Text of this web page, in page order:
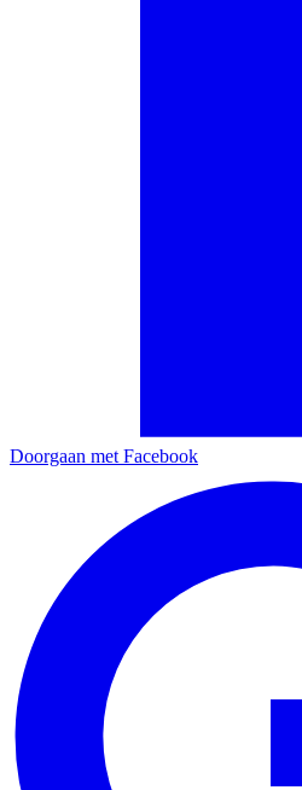
Doorgaan met Facebook